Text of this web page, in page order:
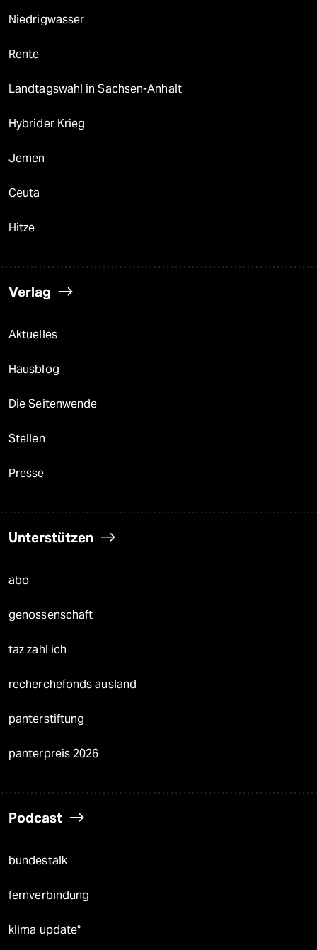
Niedrigwasser
Rente
Landtagswahl in Sachsen-Anhalt
Hybrider Krieg
Jemen
Ceuta
Hitze
Verlag
Aktuelles
Hausblog
Die Seitenwende
Stellen
Presse
Unterstützen
abo
genossenschaft
taz zahl ich
recherchefonds ausland
panterstiftung
panterpreis 2026
Podcast
bundestalk
fernverbindung
klima update°